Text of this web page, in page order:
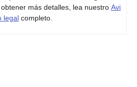
más detalles, lea nuestro Avi
legalcompleto.